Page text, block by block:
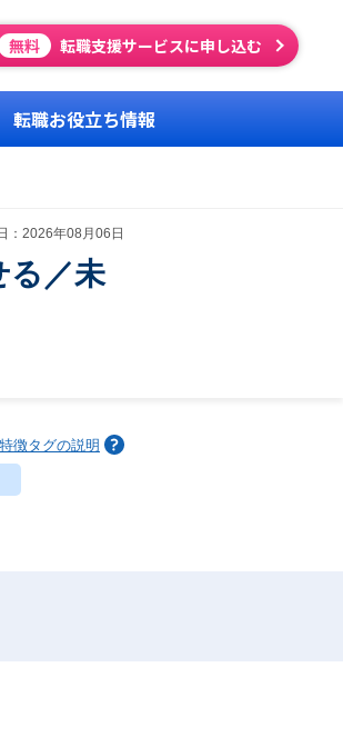
無料 転職支援サービスに申し込む
転職お役立ち情報
：2026年08月06日
る／未
徴タグの説明